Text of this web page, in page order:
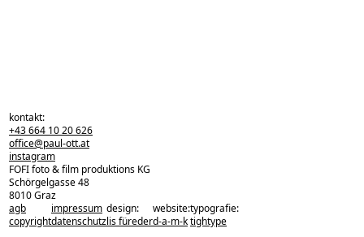
zurück zu den projekten
kontakt:
+43 664 10 20 626
office@paul-ott.at
instagram
FOFI foto & film produktions KG
Schörgelgasse 48
8010 Graz
agb
copyright
impressum
datenschutz
design:
lis füreder
website:
d-a-m-k
typografie:
tightype